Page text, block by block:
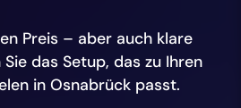
Preis – aber auch klare
das Setup, das zu Ihren
in Osnabrück passt.